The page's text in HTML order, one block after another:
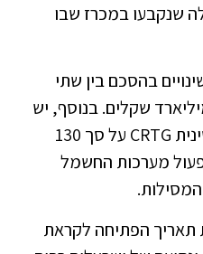
שנקבעו במכרז שבו
בהסכם בין שתי
שקלים. בנוסף, יש
לנת"ע הסכם עם החברה הסינית CRTG על סך 130
מערכות החשמל
תאריך הפתיחה לקראת